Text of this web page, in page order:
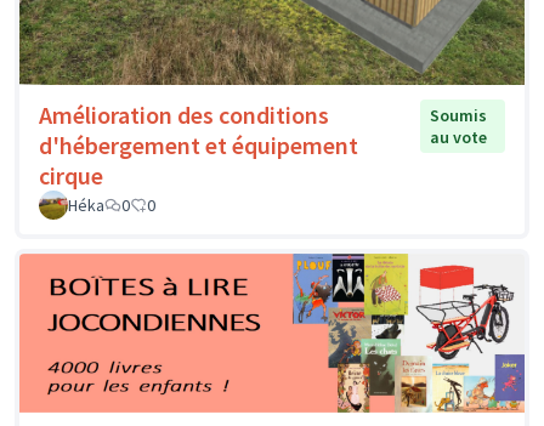
Amélioration des conditions
d'hébergement et équipement
cirque
Soumis
au vote
Héka 0 0